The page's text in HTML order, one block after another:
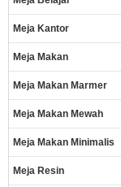
Meja Kantor
Meja Makan
Meja Makan Marmer
Meja Makan Mewah
Meja Makan Minimalis
Meja Resin